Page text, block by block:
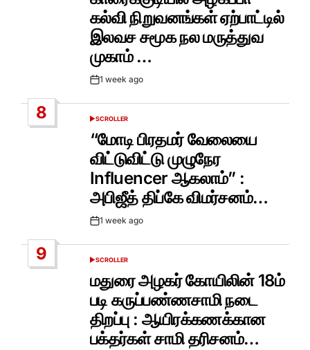
கல்வி நிறுவனங்கள் ஏற்பாட்டில்
இலவச சமூக நல மருத்துவ
முகாம் …
Post1 week ago
8
POSTED
IN
SCROLLER
“மோடி பிரதமர் வேலையை
விட்டுவிட்டு முழுநேர
Influencer ஆகலாம்” :
அபிஜீத் திப்கே விமர்சனம்…
Post1 week ago
9
POSTED
SCROLLER
மதுரை அழகர் கோயிலின் 18ம்
படி கருப்பண்ணசாமி நடை
திறப்பு : ஆயிரக்கணக்கான
பக்தர்கள் சாமி தரிசனம்…